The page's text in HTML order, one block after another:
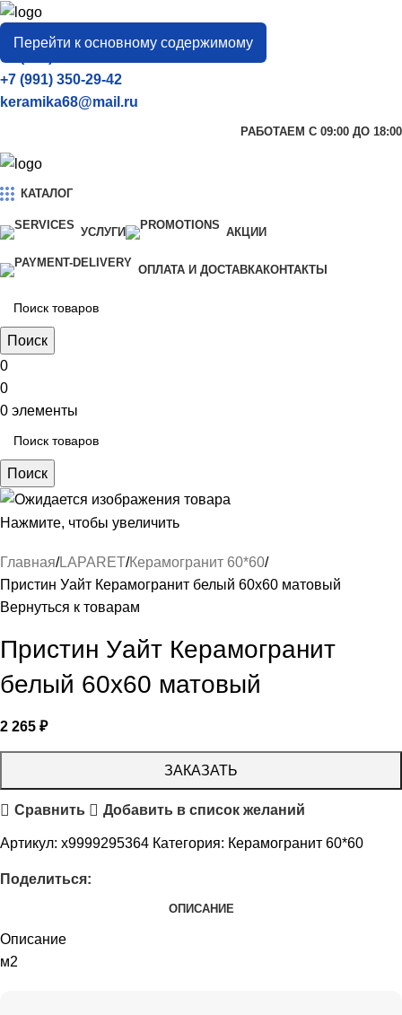
Перейти к основному содержимому
город
Тамбов
+7 (906) 657-33-54
+7 (991) 350-29-42
keramika68@mail.ru
РАБОТАЕМ С 09:00 ДО 18:00
КАТАЛОГ
УСЛУГИ АКЦИИ
ОПЛАТА И ДОСТАВКАКОНТАКТЫ
Поиск
0
0
0 элементы
Поиск
Нажмите, чтобы увеличить
Главная LAPARET Керамогранит 60*60
Пристин Уайт Керамогранит белый 60х60 матовый
Вернуться к товарам
Пристин Уайт Керамогранит
белый 60х60 матовый
2 265 ₽
ЗАКАЗАТЬ
Сравнить Добавить в список желаний
Артикул: х9999295364 Категория: Керамогранит 60*60
Поделиться:
ОПИСАНИЕ
Описание
м2